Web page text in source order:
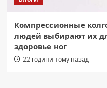
Компрессионные
людей выбирают их
здоровье ног
22 години тому назад